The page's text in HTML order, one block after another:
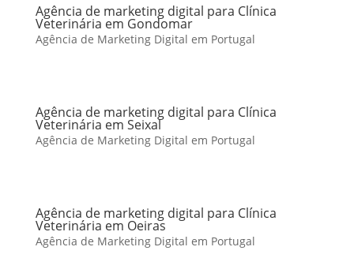
Agência de marketing digital para Clínica
Veterinária em Gondomar
Agência de Marketing Digital em Portugal
Agência de marketing digital para Clínica
Veterinária em Seixal
Agência de Marketing Digital em Portugal
Agência de marketing digital para Clínica
Veterinária em Oeiras
Agência de Marketing Digital em Portugal